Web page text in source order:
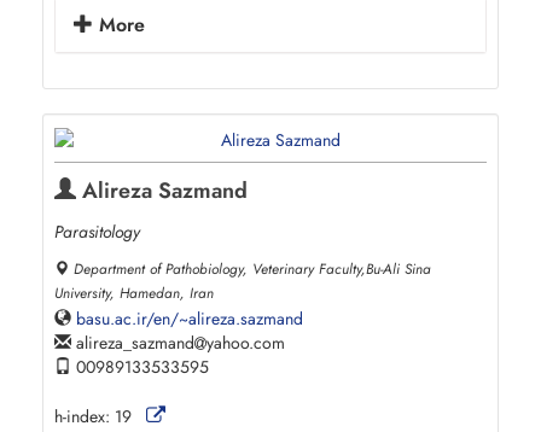
More
Alireza Sazmand
Parasitology
Department of Pathobiology, Veterinary Faculty,Bu-Ali Sina
University, Hamedan, Iran
basu.ac.ir/en/~alireza.sazmand
alireza_sazmand yahoo.com
00989133533595
h-index: 19